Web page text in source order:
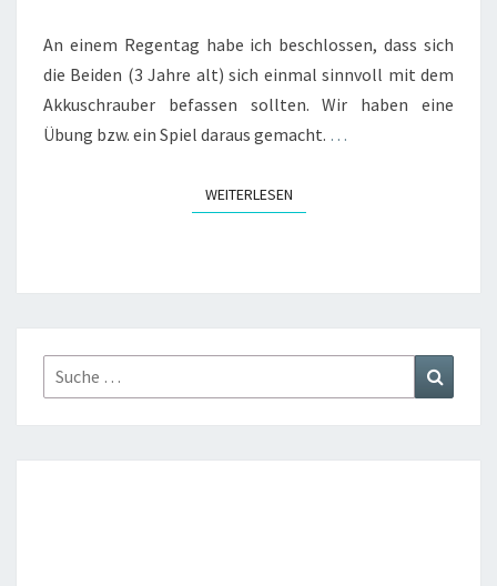
An einem Regentag habe ich beschlossen, dass sich
die Beiden (3 Jahre alt) sich einmal sinnvoll mit dem
Akkuschrauber befassen sollten. Wir haben eine
Übung bzw. ein Spiel daraus gemacht. …
WEITERLESENWEITERLESEN
Suche
nach: